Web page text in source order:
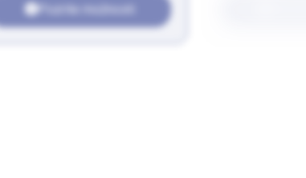
Pozrite možnosti